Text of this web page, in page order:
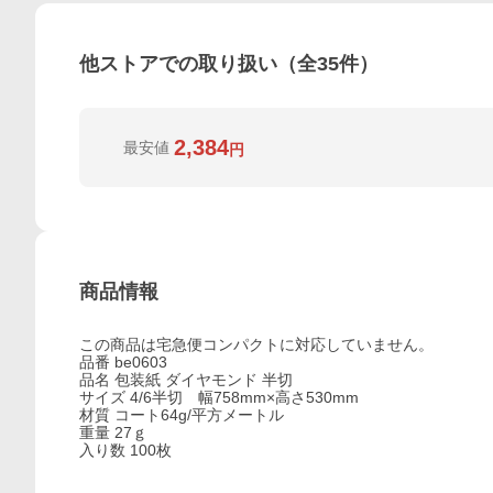
他ストアでの取り扱い（全35件）
最安値 2,384円
商品情報
この商品は宅急便コンパクトに対応していません。
品番 be0603
品名 包装紙 ダイヤモンド 半切
サイズ 4/6半切 幅758mm×高さ530mm
材質 コート64g/平方メートル
重量 27ｇ
入り数 100枚